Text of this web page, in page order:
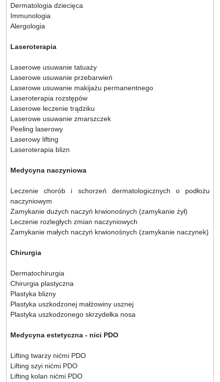
Dermatologia dziecięca
Immunologia
Alergologia
Laseroterapia
Laserowe usuwanie tatuaży
Laserowe usuwanie przebarwień
Laserowe usuwanie makijażu permanentnego
Laseroterapia rozstępów
Laserowe leczenie trądziku
Laserowe usuwanie zmarszczek
Peeling laserowy
Laserowy lifting
Laseroterapia blizn
Medycyna naczyniowa
Leczenie chorób i schorzeń dermatologicznych o podłożu
naczyniowym
Zamykanie dużych naczyń krwionośnych (zamykanie żył)
Leczenie rozległych zmian naczyniowych
Zamykanie małych naczyń krwionośnych (zamykanie naczynek)
Chirurgia
Dermatochirurgia
Chirurgia plastyczna
Plastyka blizny
Plastyka uszkodzonej małżowiny usznej
Plastyka uszkodzonego skrzydełka nosa
Medycyna estetyczna - nici PDO
Lifting twarzy nićmi PDO
Lifting szyi nićmi PDO
Lifting kolan nićmi PDO